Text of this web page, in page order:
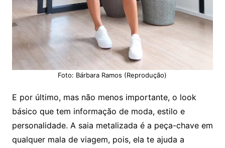
Foto: Bárbara Ramos (Reprodução)
E por último, mas não menos importante, o look
básico que tem informação de moda, estilo e
personalidade. A saia metalizada é a peça-chave em
qualquer mala de viagem, pois, ela te ajuda a